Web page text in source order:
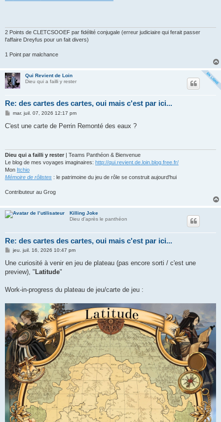
2 Points de CLETCSOOEF par fidélité conjugale (erreur judiciaire qui ferait passer
l'affaire Dreyfus pour un fait divers)
1 Point par malchance
Qui Revient de Loin
Dieu qui a failli y rester
Re: des cartes des cartes, oui mais c'est par ici...
M
s
mar. juil. 07, 2026 12:17 pm
C'est une carte de Perrin Remonté des eaux ?
Dieu qui a failli y rester | Teams Panthéon & Bienvenue
Le blog de mes voyages imaginaires: http://qui.revient.de.loin.blog.free.fr/
Mon Itchio
Mémoire de rôlistes : le patrimoine du jeu de rôle se construit aujourd'hui
Contributeur au Grog
Killing Joke
Dieu d'après le panthéon
Re: des cartes des cartes, oui mais c'est par ici...
M
s
a
jeu. juil. 16, 2026 10:47 pm
Une curiosité à venir en jeu de plateau (pas encore sorti / c'est une
preview), " Latitude"
Work-in-progress du plateau de jeu/carte de jeu :